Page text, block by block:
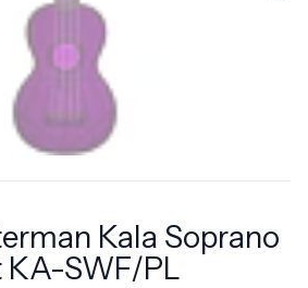
Kala Soprano
SWF/PL